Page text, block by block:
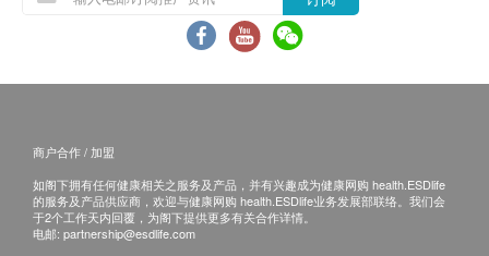
备注
如果客户已完成电话或面解服务,若再要求讲解,需
另外收取$230解析报告费。
客户若体检后3个月内不提取报告，所有报告一律
商户合作 / 加盟
如阁下拥有任何健康相关之服务及产品，并有兴趣成为健康网购 health.ESDlife
的服务及产品供应商，欢迎与健康网购 health.ESDlife业务发展部联络。我们会
于2个工作天内回覆，为阁下提供更多有关合作详情。
电邮: partnership@esdlife.com